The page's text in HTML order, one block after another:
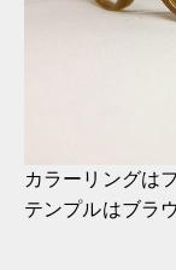
カラーリングは
テンプルはブラ